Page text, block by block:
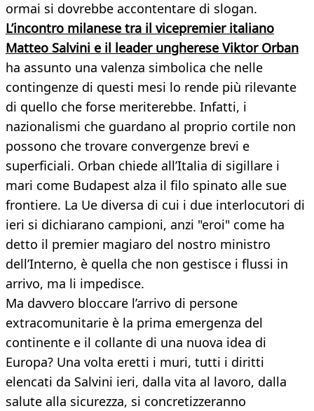
ormai si dovrebbe accontentare di slogan.
L’incontro milanese tra il vicepremier italiano
Matteo Salvini e il leader ungherese Viktor Orban
ha assunto una valenza simbolica che nelle
contingenze di questi mesi lo rende più rilevante
di quello che forse meriterebbe. Infatti, i
nazionalismi che guardano al proprio cortile non
possono che trovare convergenze brevi e
superficiali. Orban chiede all’Italia di sigillare i
mari come Budapest alza il filo spinato alle sue
frontiere. La Ue diversa di cui i due interlocutori di
ieri si dichiarano campioni, anzi "eroi" come ha
detto il premier magiaro del nostro ministro
dell’Interno, è quella che non gestisce i flussi in
arrivo, ma li impedisce.
Ma davvero bloccare l’arrivo di persone
extracomunitarie è la prima emergenza del
continente e il collante di una nuova idea di
Europa? Una volta eretti i muri, tutti i diritti
elencati da Salvini ieri, dalla vita al lavoro, dalla
salute alla sicurezza, si concretizzeranno